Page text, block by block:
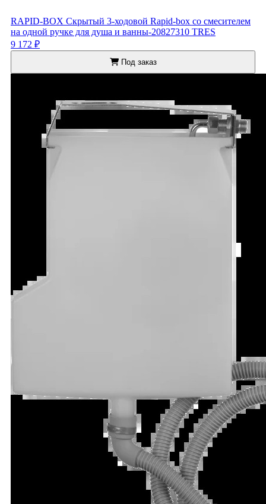
RAPID-BOX Скрытый 3-ходовой Rapid-box со смесителем
на одной ручке для душа и ванны-20827310 TRES
9 172 ₽
Под заказ